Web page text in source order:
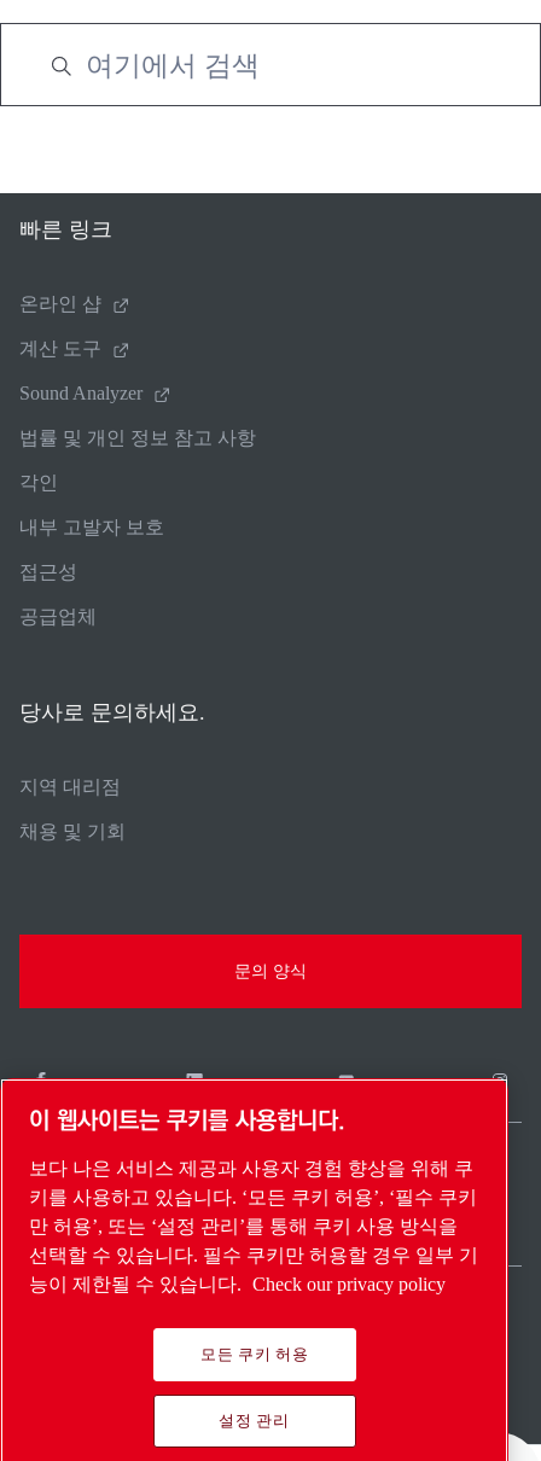
빠른 링크
온라인 샵
계산 도구
Sound Analyzer
법률 및 개인 정보 참고 사항
각인
내부 고발자 보호
접근성
공급업체
당사로 문의하세요.
지역 대리점
채용 및 기회
문의 양식
사이트 맵설정 관리© 2026 저작권.
South Korea / KO
Pioneering products.
이 웹사이트는 쿠키를 사용합니다.
보다 나은 서비스 제공과 사용자 경험 향상을 위해 쿠
키를 사용하고 있습니다. ‘모든 쿠키 허용’, ‘필수 쿠키
만 허용’, 또는 ‘설정 관리’를 통해 쿠키 사용 방식을
선택할 수 있습니다. 필수 쿠키만 허용할 경우 일부 기
능이 제한될 수 있습니다. Check our privacy policy
모든 쿠키 허용
설정 관리